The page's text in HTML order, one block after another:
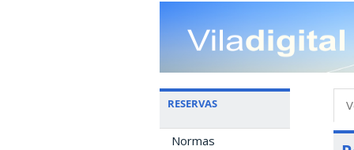
RESERVAS
Normas